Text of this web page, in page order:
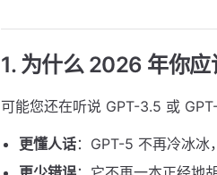
1. 为什么 2026 年你应
可能您还在听说 GPT-3.5 或
更懂人话：GPT-5 不再冷冰冰